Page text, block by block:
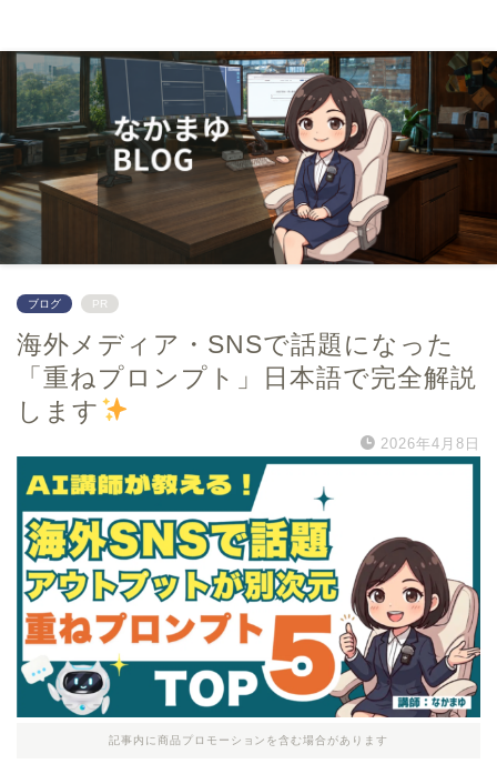
ブログ PR
海外メディア・SNSで話題になった
「重ねプロンプト」日本語で完全解説
します
2026年4月8日
記事内に商品プロモーションを含む場合があります